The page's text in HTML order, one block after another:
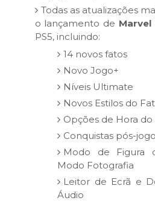
Todas as atualizações
o lançamento de Marvel
PS5, incluindo:
14 novos fatos
Novo Jogo+
Níveis Ultimate
Novos Estilos do
Opções de Hora do
Conquistas pós-jogo
Modo de Figura
Modo Fotografia
Leitor de Ecrã e
Áudio